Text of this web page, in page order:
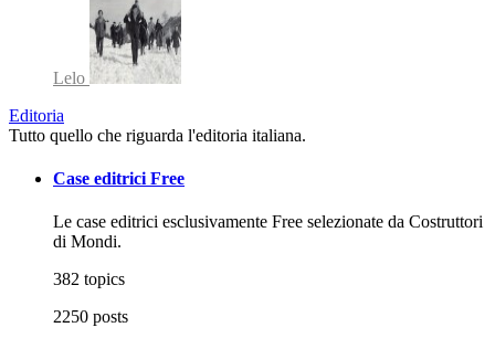
Lelo
Editoria
Tutto quello che riguarda l'editoria italiana.
Case editrici Free
Le case editrici esclusivamente Free selezionate da Costruttori
di Mondi.
382 topics
2250 posts